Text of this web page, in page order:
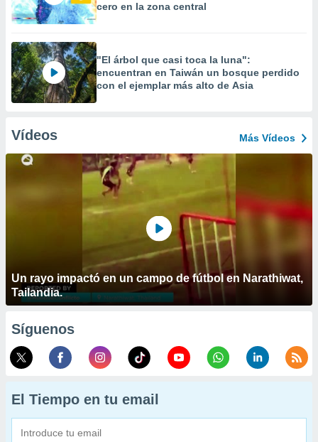
cero en la zona central
"El árbol que casi toca la luna":
encuentran en Taiwán un bosque perdido
con el ejemplar más alto de Asia
Vídeos Más Vídeos
Un rayo impactó en un campo de fútbol en Narathiwat,
Tailandia.
Síguenos
El Tiempo en tu email